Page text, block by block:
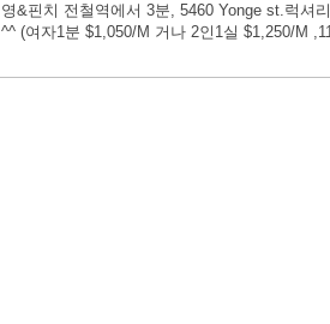
영&핀치 전철역에서 3분, 5460 Yonge st.럭셔
^^ (여자1분 $1,050/M 거나 2인1실 $1,250/M